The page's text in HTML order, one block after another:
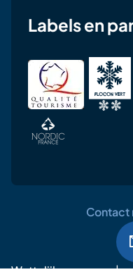
Labels en
Contact